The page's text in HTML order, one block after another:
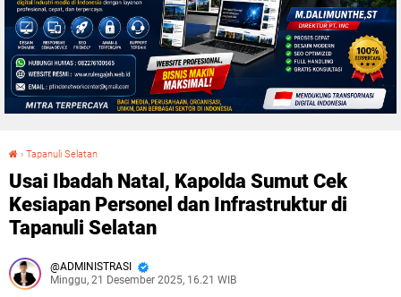
› Tapanuli Selatan
Usai Ibadah Natal, Kapolda Sumut Cek
Kesiapan Personel dan Infrastruktur di
Tapanuli Selatan
ADMINISTRASI
Minggu, 21 Desember 2025, 16.21 WIB